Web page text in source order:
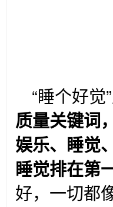
“睡个好觉
质量关键词
娱乐、睡觉
睡觉排在第
好，一切都